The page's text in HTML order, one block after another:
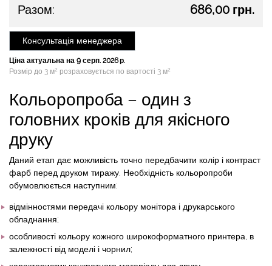
Разом: 686,00 грн.
Консультація менеджера
Ціна актуальна на 9 серп. 2026 р.
Розмір до 3 м2 розраховується по вартості 3 м2
Кольоропроба – один з
головних кроків для якісного
друку
Даний етап дає можливість точно передбачити колір і контраст
фарб перед друком тиражу. Необхідність кольоропроби
обумовлюється наступним:
відмінностями передачі кольору монітора і друкарського
обладнання;
особливості кольору кожного широкоформатного принтера, в
залежності від моделі і чорнил;